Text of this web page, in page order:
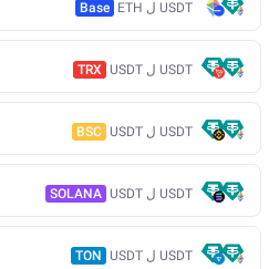
USDT ل ETH Base
USDT ل USDT TRX
USDT ل USDT BSC
USDT ل USDT SOLANA
USDT ل USDT TON